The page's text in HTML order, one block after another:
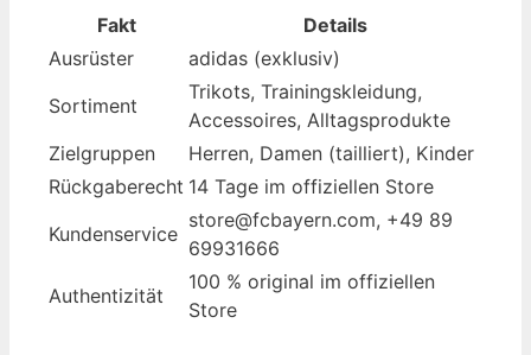
Fakt
Details
Ausrüster
adidas (exklusiv)
Sortiment
Trikots, Trainingskleidung,
Accessoires, Alltagsprodukte
Zielgruppen
Herren, Damen (tailliert), Kinder
Rückgaberecht 14 Tage im offiziellen Store
Kundenservice
store@fcbayern.com, +49 89
69931666
Authentizität
100 % original im offiziellen
Store